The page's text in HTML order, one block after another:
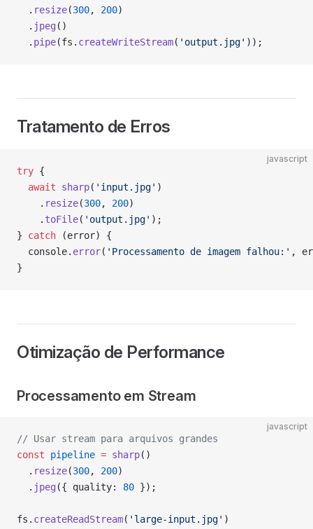
  .
resize(300, 200)
  .
jpeg ()
  .
pipe(fs. createWriteStream( 'output.jpg' ));
Tratamento de Erros
javascript
try {
  await
sharp( 'input.jpg' )
    .
resize(300, 200)
    .
toFile( 'output.jpg' );
} catch (error) {
  console.
error( 'Processamento de imagem falhou:' ,
}
Otimização de Performance
Processamento em Stream
javascript
// Usar stream para arquivos grandes
const pipeline = sharp()
  .
resize(300, 200)
  .
jpeg ({ quality: 80 });
fs. createReadStream( 'large-input.jpg' )